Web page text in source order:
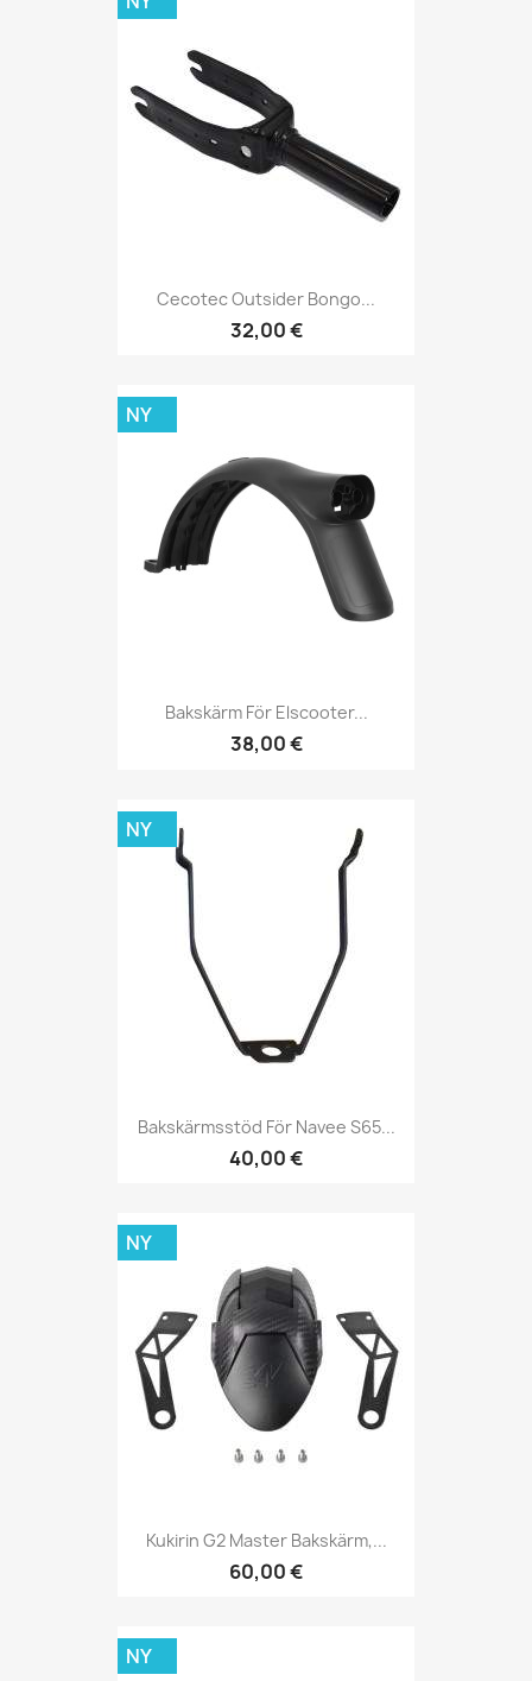
Cecotec Outsider Bongo...
32,00 €
Bakskärm För Elscooter...
38,00 €
NY
Bakskärmsstöd För Navee S65...
40,00 €
NY
Kukirin G2 Master Bakskärm,...
60,00 €
NY
NY